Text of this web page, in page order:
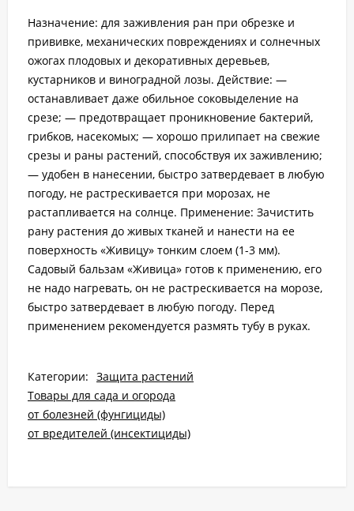
Назначение: для заживления ран при обрезке и
прививке, механических повреждениях и солнечных
ожогах плодовых и декоративных деревьев,
кустарников и виноградной лозы. Действие: —
останавливает даже обильное соковыделение на
срезе; — предотвращает проникновение бактерий,
грибков, насекомых; — хорошо прилипает на свежие
срезы и раны растений, способствуя их заживлению;
— удобен в нанесении, быстро затвердевает в любую
погоду, не растрескивается при морозах, не
растапливается на солнце. Применение: Зачистить
рану растения до живых тканей и нанести на ее
поверхность «Живицу» тонким слоем (1-3 мм).
Садовый бальзам «Живица» готов к применению, его
не надо нагревать, он не растрескивается на морозе,
быстро затвердевает в любую погоду. Перед
применением рекомендуется размять тубу в руках.
Категории: Защита растений
Товары для сада и огорода
от болезней (фунгициды)
от вредителей (инсектициды)